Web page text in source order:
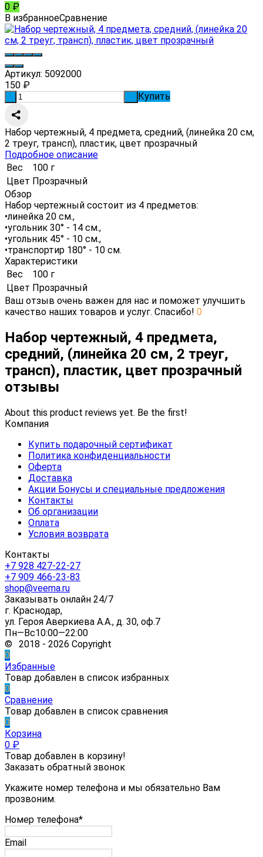
0 ₽
В избранноеСравнение
Артикул: 5092000
150 ₽
Купить
Набор чертежный, 4 предмета, средний, (линейка 20 см,
2 треуг, трансп), пластик, цвет прозрачный
Подробное описание
Вес
100 г
Цвет Прозрачный
Обзор
Набор чертежный состоит из 4 предметов:
•линейка 20 см.,
•угольник 30° - 14 см.,
•угольник 45° - 10 см.,
•транспортир 180° - 10 см.
Характеристики
Вес
100 г
Цвет Прозрачный
Ваш отзыв очень важен для нас и поможет улучшить
качество наших товаров и услуг. Спасибо! 0
Набор чертежный, 4 предмета,
средний, (линейка 20 см, 2 треуг,
трансп), пластик, цвет прозрачный
отзывы
About this product reviews yet. Be the first!
Компания
Купить подарочный сертификат
Политика конфиденциальности
Оферта
Доставка
Акции Бонусы и специальные предложения
Контакты
Об организации
Оплата
Условия возврата
Контакты
+7 928 427-22-27
+7 909 466-23-83
shop@veema.ru
Заказывать онлайн 24/7
г. Краснодар,
ул. Героя Аверкиева А.А., д. 30, оф.7
Пн—Вс10:00—22:00
© 2018 - 2026 Copyright
0
Избранные
Товар добавлен в список избранных
0
Сравнение
Товар добавлен в список сравнения
0
Корзина
0 ₽
Товар добавлен в корзину!
Заказать обратный звонок
Укажите номер телефона и мы обязательно Вам
прозвоним.
Номер телефона*
Email